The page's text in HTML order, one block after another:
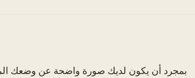
بمجرد أن يكون لديك صورة واضحة عن وضعك